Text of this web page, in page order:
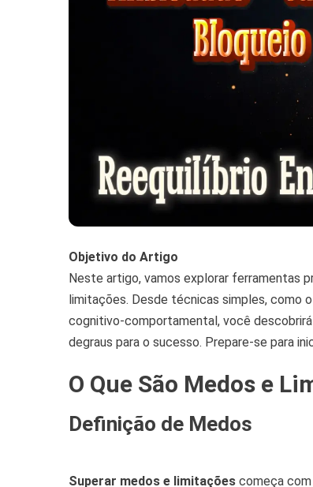
Objetivo do Artigo
Neste artigo, vamos explorar ferramentas
limitações. Desde técnicas simples, como
cognitivo-comportamental, você
degraus para o sucesso. Prepare-se para
O Que São Medos e
Definição de Medos
Superar medos e limitações começa